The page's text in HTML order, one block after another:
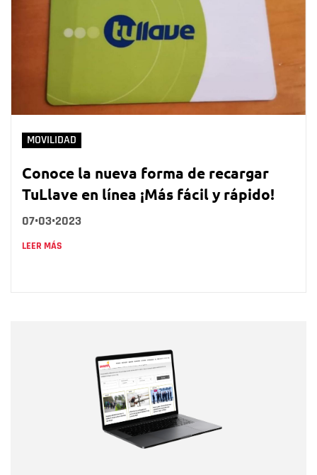
MOVILIDAD
Conoce la nueva forma de recargar
TuLlave en línea ¡Más fácil y rápido!
07•03•2023
LEER MÁS
Correo electrónico
Tipo de comentario